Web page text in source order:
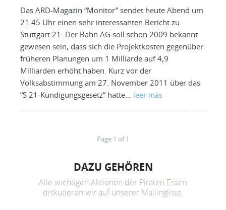
Das ARD-Magazin “Monitor” sendet heute Abend um
21.45 Uhr einen sehr interessanten Bericht zu
Stuttgart 21: Der Bahn AG soll schon 2009 bekannt
gewesen sein, dass sich die Projektkosten gegenüber
früheren Planungen um 1 Milliarde auf 4,9
Milliarden erhöht haben. Kurz vor der
Volksabstimmung am 27. November 2011 über das
“S 21-Kündigungsgesetz” hatte… leer más
Page 1 of 1
DAZU GEHÖREN
Alle wichtigen Aktionen der Piraten Essen
diskutieren wir auf unserer Mailingliste.